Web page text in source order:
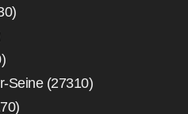
Seine (27310)